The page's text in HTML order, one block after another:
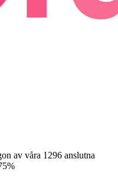
av våra 1296 anslutna